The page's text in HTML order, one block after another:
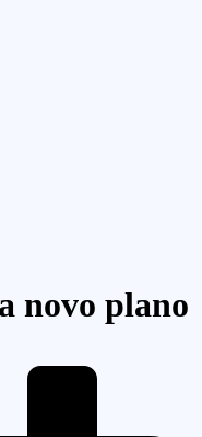
novo plano